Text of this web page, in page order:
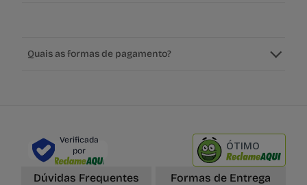
Quais as formas de pagamento?
Verificada
por
ÓTIMO
Dúvidas Frequentes Formas de Entrega